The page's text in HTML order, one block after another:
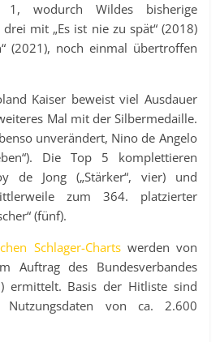
wodurch Wildes bisherige
mit „Es ist nie zu spät“ (2018)
(2021), noch einmal übertroffen
Kaiser beweist viel Ausdauer
Mal mit der Silbermedaille.
unverändert, Nino de Angelo
Die Top 5 komplettieren
de Jong („Stärker“, vier) und
zum 364. platzierter
(fünf).
Schlager-Chartswerden von
Auftrag des Bundesverbandes
ermittelt. Basis der Hitliste sind
von ca. 2.600